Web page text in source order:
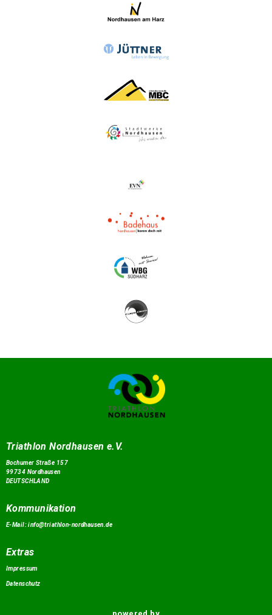
Triathlon Nordhausen e.V.
Bochumer Straße 157
99734 Nordhausen
DEUTSCHLAND
Kommunikation
E-Mail:info@triathlon-nordhausen.de
Extras
Impressum
Datenschutz